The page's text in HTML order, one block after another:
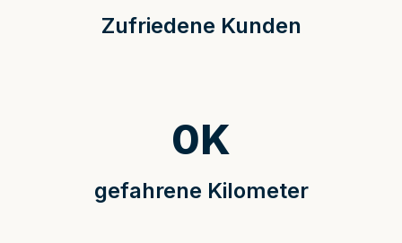
Zufriedene Kunden
gefahrene Kilometer
0K